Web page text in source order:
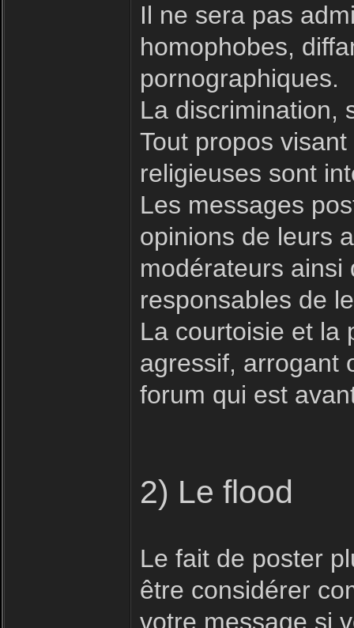
Il ne sera pas
homophobes,
pornographiques.
La discrimination,
Tout propos
religieuses sont
Les messages
opinions de leurs
modérateurs
responsables de
La courtoisie et la
agressif, arrogant
forum qui est
2) Le flood
Le fait de poster
être considérer
votre message si